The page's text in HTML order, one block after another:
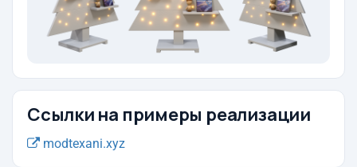
Ссылки на примеры реализации
modtexani.xyz